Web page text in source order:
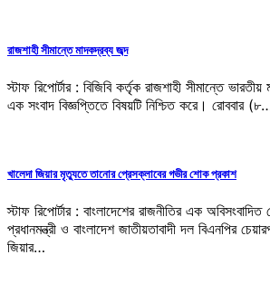
রাজশাহী সীমান্তে মাদকদ্রব্য জব্দ
স্টাফ রিপোর্টার : বিজিবি কর্তৃক রাজশাহী সীমান্তে
এক সংবাদ বিজ্ঞপ্তিতে বিষয়টি নিশ্চিত করে। রোববার
খালেদা জিয়ার মৃত্যুতে তানোর প্রেসক্লাবের গভীর শোক প্রকাশ
স্টাফ রিপোর্টার : বাংলাদেশের রাজনীতির এক অবিসংবাদিত
প্রধানমন্ত্রী ও বাংলাদেশ জাতীয়তাবাদী দল বিএনপির
জিয়ার…